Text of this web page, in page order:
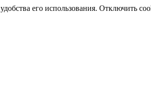
его использования. Отключить